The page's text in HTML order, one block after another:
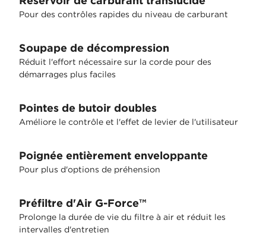
Pour des contrôles rapides du niveau de carburant
Soupape de décompression
Réduit l'effort nécessaire sur la corde pour des
démarrages plus faciles
Pointes de butoir doubles
Améliore le contrôle et l'effet de levier de l'utilisateur
Poignée entièrement enveloppante
Pour plus d'options de préhension
Préfiltre d'Air G-Force™
Prolonge la durée de vie du filtre à air et réduit les
intervalles d'entretien